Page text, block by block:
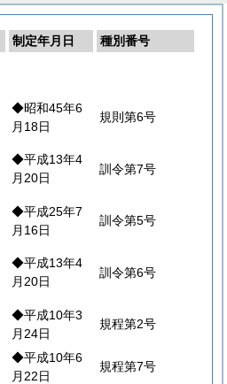
制定年月日
種別番号
◆昭和45年6
月18日
規則第6号
◆平成13年4
月20日
訓令第7号
◆平成25年7
月16日
訓令第5号
◆平成13年4
月20日
訓令第6号
◆平成10年3
月24日
規程第2号
◆平成10年6
月22日
規程第7号